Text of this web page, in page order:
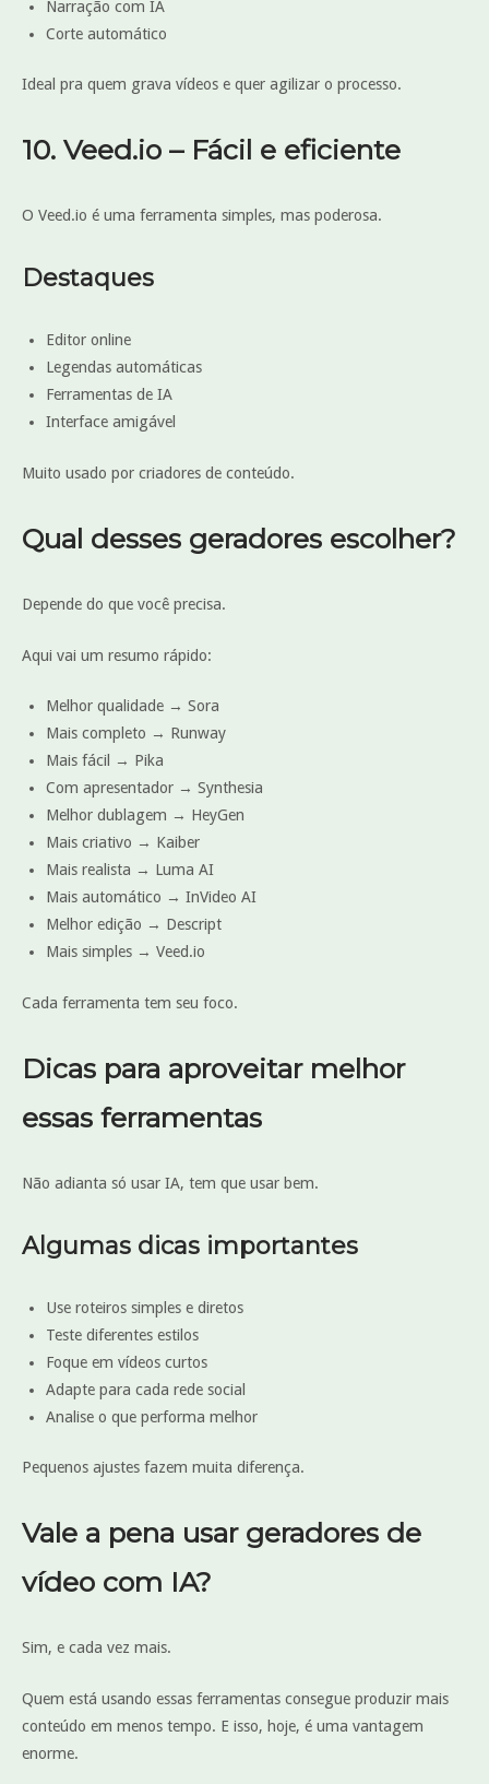
Narração com IA
Corte automático
Ideal pra quem grava vídeos e quer agilizar o processo.
10. Veed.io – Fácil e eficiente
O Veed.io é uma ferramenta simples, mas poderosa.
Destaques
Editor online
Legendas automáticas
Ferramentas de IA
Interface amigável
Muito usado por criadores de conteúdo.
Qual desses geradores escolher?
Depende do que você precisa.
Aqui vai um resumo rápido:
Melhor qualidade → Sora
Mais completo → Runway
Mais fácil → Pika
Com apresentador → Synthesia
Melhor dublagem → HeyGen
Mais criativo → Kaiber
Mais realista → Luma AI
Mais automático → InVideo AI
Melhor edição → Descript
Mais simples → Veed.io
Cada ferramenta tem seu foco.
Dicas para aproveitar melhor
essas ferramentas
Não adianta só usar IA, tem que usar bem.
Algumas dicas importantes
Use roteiros simples e diretos
Teste diferentes estilos
Foque em vídeos curtos
Adapte para cada rede social
Analise o que performa melhor
Pequenos ajustes fazem muita diferença.
Vale a pena usar geradores de
vídeo com IA?
Sim, e cada vez mais.
Quem está usando essas ferramentas consegue produzir mais
conteúdo em menos tempo. E isso, hoje, é uma vantagem
enorme.